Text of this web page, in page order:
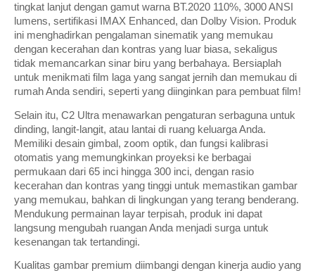
tingkat lanjut dengan gamut warna BT.2020 110%, 3000 ANSI
lumens, sertifikasi IMAX Enhanced, dan Dolby Vision. Produk
ini menghadirkan pengalaman sinematik yang memukau
dengan kecerahan dan kontras yang luar biasa, sekaligus
tidak memancarkan sinar biru yang berbahaya. Bersiaplah
untuk menikmati film laga yang sangat jernih dan memukau di
rumah Anda sendiri, seperti yang diinginkan para pembuat film!
Selain itu, C2 Ultra menawarkan pengaturan serbaguna untuk
dinding, langit-langit, atau lantai di ruang keluarga Anda.
Memiliki desain gimbal, zoom optik, dan fungsi kalibrasi
otomatis yang memungkinkan proyeksi ke berbagai
permukaan dari 65 inci hingga 300 inci, dengan rasio
kecerahan dan kontras yang tinggi untuk memastikan gambar
yang memukau, bahkan di lingkungan yang terang benderang.
Mendukung permainan layar terpisah, produk ini dapat
langsung mengubah ruangan Anda menjadi surga untuk
kesenangan tak tertandingi.
Kualitas gambar premium diimbangi dengan kinerja audio yang